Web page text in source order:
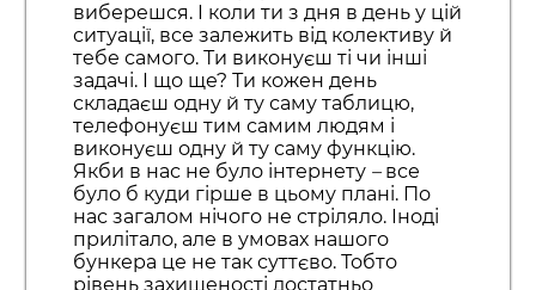
виберешся. І коли ти з дня в день у цій
ситуації, все залежить від колективу й
тебе самого. Ти виконуєш ті чи інші
задачі. І що ще? Ти кожен день
складаєш одну й ту саму таблицю,
телефонуєш тим самим людям і
виконуєш одну й ту саму функцію.
Якби в нас не було інтернету –все
було б куди гірше в цьому плані. По
нас загалом нічого не стріляло. Іноді
прилітало, але в умовах нашого
бункера це не так суттєво. Тобто
рівень захищеності достатньо